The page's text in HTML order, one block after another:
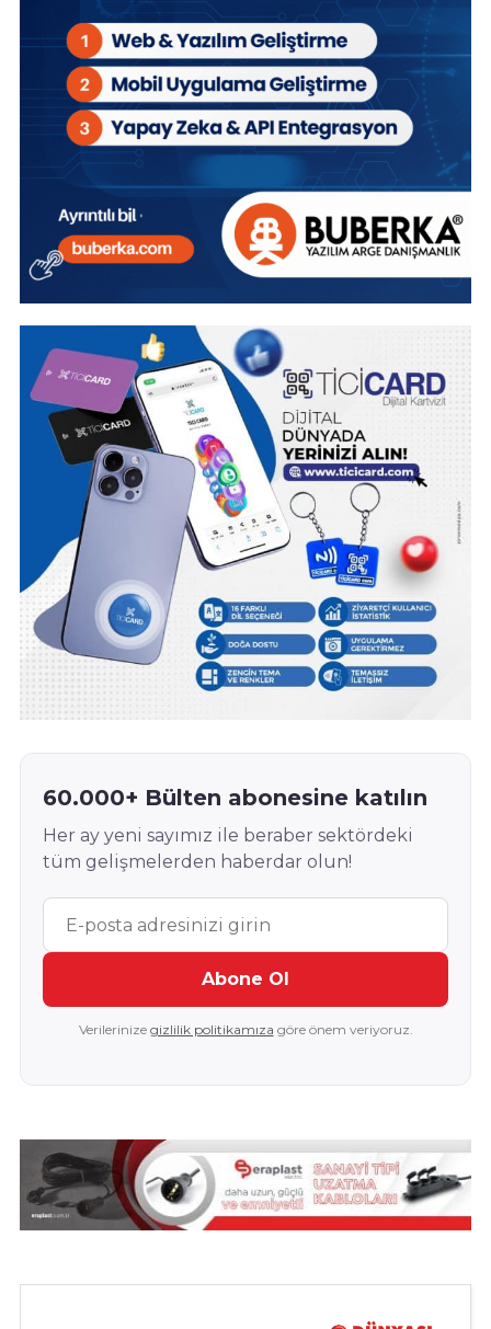
60.000+ Bülten abonesine katılın
Her ay yeni sayımız ile beraber sektördeki
tüm gelişmelerden haberdar olun!
Abone Ol
Verilerinize gizlilik politikamıza göre önem veriyoruz.